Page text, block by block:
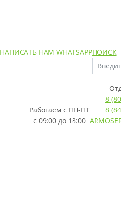
НАПИСАТЬ НАМ WHATSAPPПОИСК
Работаем с ПН-ПТ
с 09:00 до 18:00
8
8